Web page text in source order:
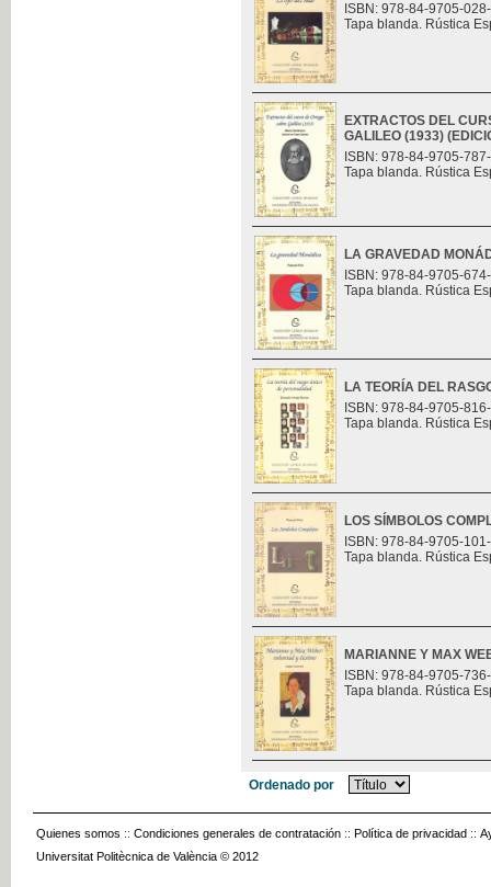
ISBN: 978-84-9705-
Tapa blanda. Rústica
EXTRACTOS DEL
GALILEO (1933)
ISBN: 978-84-9705-
Tapa blanda. Rústica
LA GRAVEDAD
ISBN: 978-84-9705-
Tapa blanda. Rústica
LA TEORÍA DEL
ISBN: 978-84-9705-
Tapa blanda. Rústica
LOS SÍMBOLOS
ISBN: 978-84-9705-
Tapa blanda. Rústica
MARIANNE Y MAX
ISBN: 978-84-9705-
Tapa blanda. Rústica
Ordenado por
Quienes somos :: Condiciones generales de contratación :: Política de privacidad ::
Universitat Politècnica de València © 2012